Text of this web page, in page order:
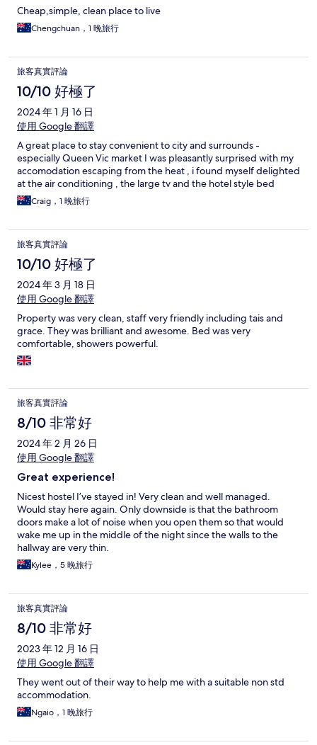
Cheap,simple, clean place to live
Chengchuan，1 晚旅行
旅客真實評論
10/10 好極了
2024 年 1 月 16 日
使用 Google 翻譯
A great place to stay convenient to city and surrounds -
especially Queen Vic market I was pleasantly surprised with my
accomodation escaping from the heat , i found myself delighted
at the air conditioning , the large tv and the hotel style bed
Craig，1 晚旅行
旅客真實評論
10/10 好極了
2024 年 3 月 18 日
使用 Google 翻譯
Property was very clean, staff very friendly including tais and
grace. They was brilliant and awesome. Bed was very
comfortable, showers powerful.
旅客真實評論
8/10 非常好
2024 年 2 月 26 日
使用 Google 翻譯
Great experience!
Nicest hostel I’ve stayed in! Very clean and well managed.
Would stay here again. Only downside is that the bathroom
doors make a lot of noise when you open them so that would
wake me up in the middle of the night since the walls to the
hallway are very thin.
Kylee，5 晚旅行
旅客真實評論
8/10 非常好
2023 年 12 月 16 日
使用 Google 翻譯
They went out of their way to help me with a suitable non std
accommodation.
Ngaio，1 晚旅行